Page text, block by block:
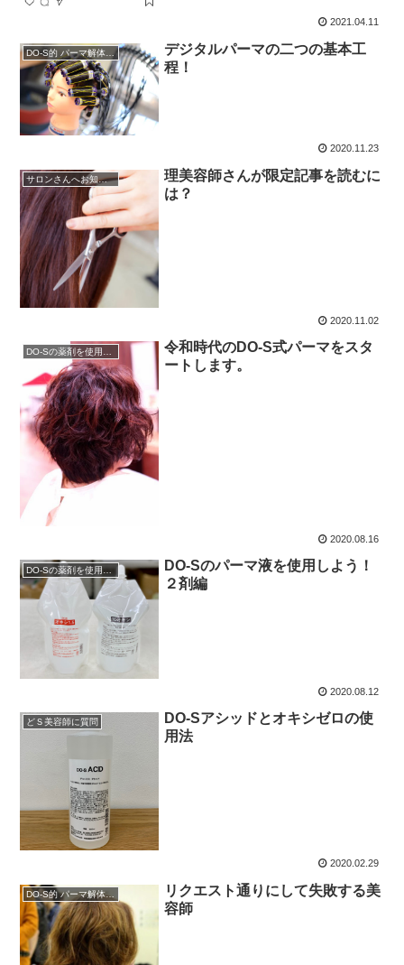
2021.04.11
DO-S的 パーマ解体新書
デジタルパーマの二つの基本工
程！
2020.11.23
サロンさんへお知らせ
理美容師さんが限定記事を読むに
は？
2020.11.02
令和時代のDO-S式パーマをスタ
ートします。
2020.08.16
DO-Sの薬剤を使用したい
DO-Sのパーマ液を使用しよう！
２剤編
2020.08.12
どＳ美容師に質問
DO-Sアシッドとオキシゼロの使
用法
2020.02.29
DO-S的 パーマ解体新書
リクエスト通りにして失敗する美
容師